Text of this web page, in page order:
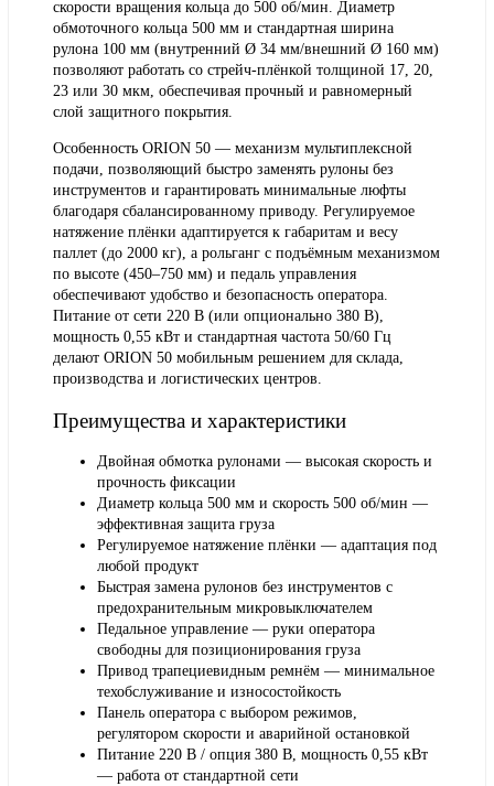
скорости вращения кольца до 500 об/мин. Диаметр
обмоточного кольца 500 мм и стандартная ширина
рулона 100 мм (внутренний Ø 34 мм/внешний Ø 160 мм)
позволяют работать со стрейч-плёнкой толщиной 17, 20,
23 или 30 мкм, обеспечивая прочный и равномерный
слой защитного покрытия.
Особенность ORION 50 — механизм мультиплексной
подачи , позволяющий быстро заменять рулоны без
инструментов и гарантировать минимальные люфты
благодаря сбалансированному приводу. Регулируемое
натяжение плёнки адаптируется к габаритам и весу
паллет (до 2000 кг), а рольганг с подъёмным механизмом
по высоте (450–750 мм) и педаль управления
обеспечивают удобство и безопасность оператора.
Питание от сети 220 В (или опционально 380 В),
мощность 0,55 кВт и стандартная частота 50/60 Гц
делают ORION 50 мобильным решением для склада,
производства и логистических центров.
Преимущества и характеристики
Двойная обмотка рулонами — высокая скорость и
прочность фиксации
Диаметр кольца 500 мм и скорость 500 об/мин —
эффективная защита груза
Регулируемое натяжение плёнки — адаптация под
любой продукт
Быстрая замена рулонов без инструментов с
предохранительным микровыключателем
Педальное управление — руки оператора
свободны для позиционирования груза
Привод трапециевидным ремнём — минимальное
техобслуживание и износостойкость
Панель оператора с выбором режимов,
регулятором скорости и аварийной остановкой
Питание 220 В / опция 380 В, мощность 0,55 кВт
— работа от стандартной сети